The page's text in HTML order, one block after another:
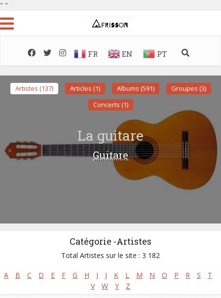
" "
FR EN PT
Artistes (137) Articles (1) Albums (591)
Groupes (3)
Concerts (1)
La guitare
Guitare
Catégorie -Artistes
Total Artistes sur le site : 3 182
A B C D E F G H I J K L M N O P R S
T
V
W Y Z